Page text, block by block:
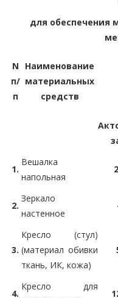
для обеспечения
N
п/
п
Наименование
материальных
средств
1.
Вешалка
напольная
2.
Зеркало
настенное
3.
Кресло (стул)
(материал обивки
ткань, ИК, кожа)
4.
Кресло для